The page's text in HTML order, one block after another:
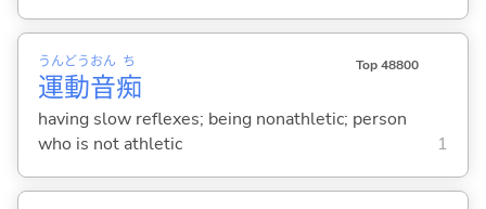
運
うん
動
どう
音
おん
痴
ち Top 48800
having slow reflexes; being nonathletic; person
who is not athletic
1